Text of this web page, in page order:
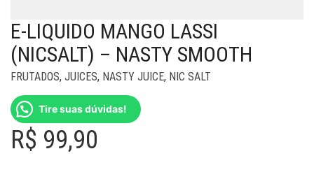
E-LIQUIDO MANGO LASSI
(NICSALT) – NASTY SMOOTH
FRUTADOS, JUICES, NASTY JUICE, NIC SALT
Tire suas dúvidas!
R$ 99,90